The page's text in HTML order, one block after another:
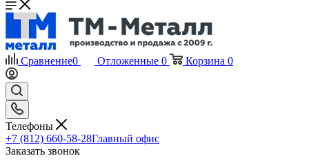
Сравнение0 Отложенные 0 Корзина 0
Телефоны
+7 (812) 660-58-28Главный офис
Заказать звонок